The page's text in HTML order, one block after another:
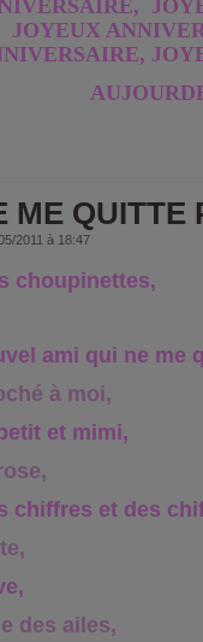
JOYEUX
ME QUITTE
2011 à 18:47
choupinettes,
ami qui ne me
à moi,
et mimi,
chiffres et des
des ailes,